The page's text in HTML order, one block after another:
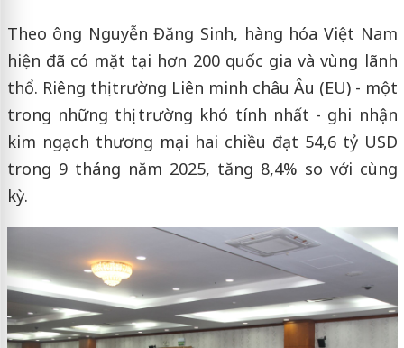
Theo ông Nguyễn Đăng Sinh, hàng hóa Việt Nam
hiện đã có mặt tại hơn 200 quốc gia và vùng lãnh
thổ. Riêng thị trường Liên minh châu Âu (EU) - một
trong những thị trường khó tính nhất - ghi nhận
kim ngạch thương mại hai chiều đạt 54,6 tỷ USD
trong 9 tháng năm 2025, tăng 8,4% so với cùng
kỳ.